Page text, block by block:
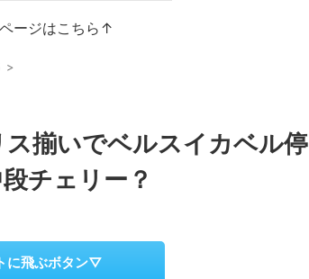
ージはこちら↑
>
ス揃いでベルスイカベル停
チェリー？
に飛ぶボタン▽